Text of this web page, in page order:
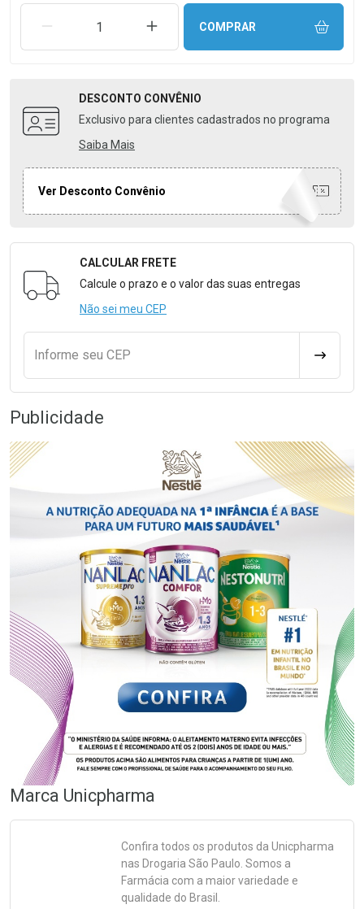
REMOVER UMA UNIDADEAUMENTAR UMA UNIDADE
COMPRAR
DESCONTO CONVÊNIO
Exclusivo para clientes cadastrados no programa
Saiba Mais
Ver Desconto Convênio
Formulário para Calcular o Frete
CALCULAR FRETE
Calcule o prazo e o valor das suas entregas
Não sei meu CEP
Informe seu CEP
Publicidade
Marca Unicpharma
Confira todos os produtos da Unicpharma
nas Drogaria São Paulo. Somos a
Farmácia com a maior variedade e
qualidade do Brasil.